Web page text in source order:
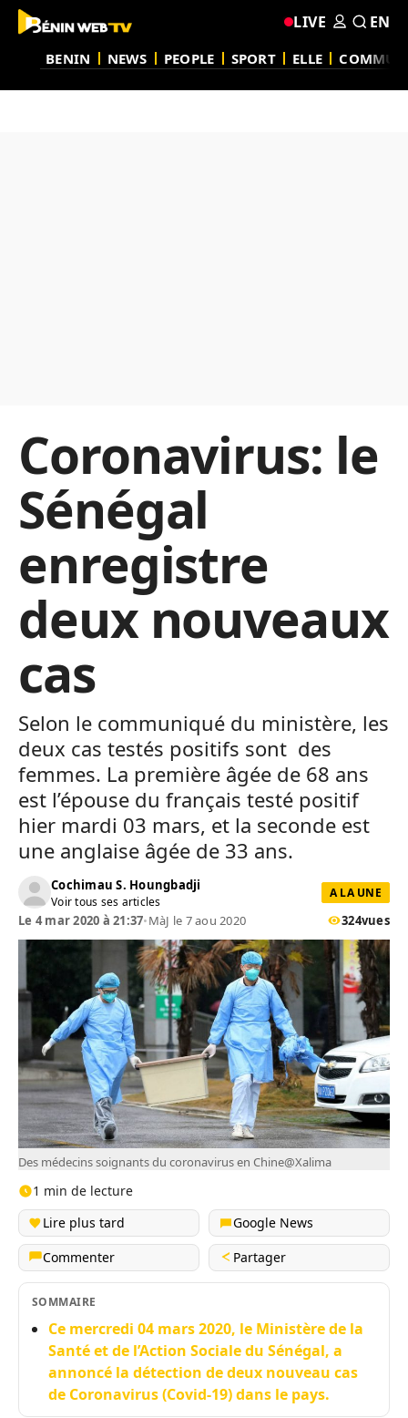
BENIN NEWS PEOPLE SPORT ELLE
LIVE EN
Coronavirus: le
Sénégal
enregistre
deux nouveaux
cas
Selon le communiqué du ministère, les
deux cas testés positifs sont des
femmes. La première âgée de 68 ans
est l’épouse du français testé positif
hier mardi 03 mars, et la seconde est
une anglaise âgée de 33 ans.
Cochimau S. Houngbadji
Voir tous ses articles
A LA UNE
Le 4 mar 2020 à 21:37•MàJ le 7 aou 2020 324vues
Des médecins soignants du coronavirus en Chine@Xalima
1 min de lecture
Lire plus tard
Google News
Commenter
Partager
SOMMAIRE
Ce mercredi 04 mars 2020, le Ministère de la
Santé et de l’Action Sociale du Sénégal, a
annoncé la détection de deux nouveau cas
de Coronavirus (Covid-19) dans le pays.